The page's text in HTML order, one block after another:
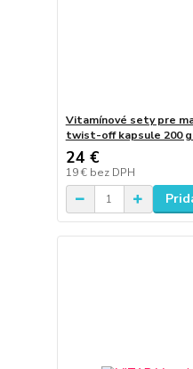
Vitamínové sety pre
twist-off kapsule 200 g
24 €
19 € bez DPH